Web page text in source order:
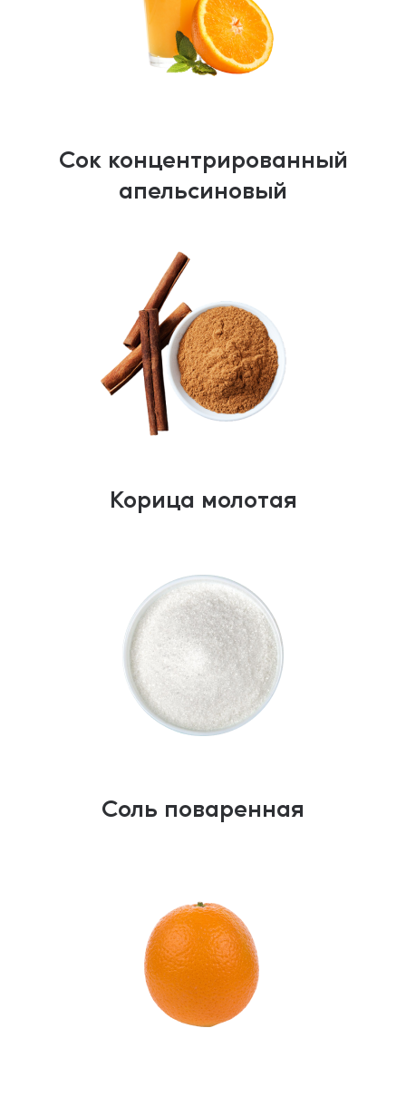
Сок концентрированный
апельсиновый
Корица молотая
Соль поваренная